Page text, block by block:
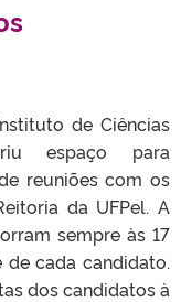
de Ciências
espaço para
reuniões com os
da UFPel. A
sempre às 17
cada candidato.
dos candidatos à